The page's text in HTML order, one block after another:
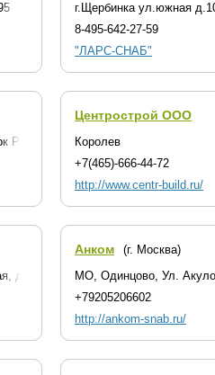
г.Щербинка ул.южная
8-495-642-27-59
"ЛАРС-СНАБ"
Румянцево", корп. "Е", подъезд 15,
Центрострой ООО
Королев
+7(465)-666-44-72
http://www.centr-build.ru/
д.9, корп. 3, стр. 3, ком. 26
Анком
(г. Москва)
МО, Одинцово, Ул.
+79205206602
http://ankom-snab.ru/